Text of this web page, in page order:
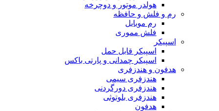
هولدر موتور و دوچرخه
رم و فلش و حافظه
رم موبایل
فلش مموری
اسپیکر
اسپیکر قابل حمل
اسپیکر چمدانی و پارتی باکس
هدفون و هندزفری
هندزفری سیمی
هندزفری دورگردنی
هندزفری بلوتوثی
هدفون